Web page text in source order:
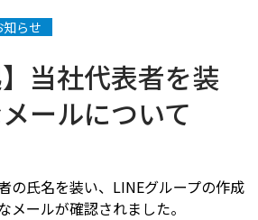
知らせ
】当社代表者を装
ールについて
の氏名を装い、LINEグループの作成
メールが確認されました。